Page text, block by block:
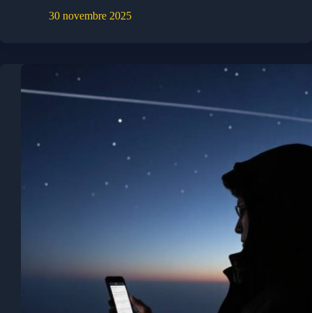
30 novembre 2025